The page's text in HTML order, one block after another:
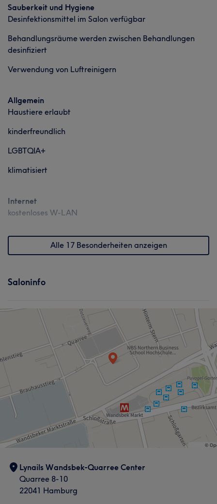
Sauberkeit und Hygiene
Desinfektionsmittel im Salon verfügbar
Behandlungsräume werden zwischen Behandlungen
desinfiziert
Verwendung von Luftreinigern
Allgemein
Haustiere erlaubt
kinderfreundlich
LGBTQIA+
klimatisiert
Internet
kostenloses W-LAN
Alle 17 Besonderheiten anzeigen
Saloninfo
Lynails Wandsbek-Quarree Center
Quarree 8-10
22041 Hamburg